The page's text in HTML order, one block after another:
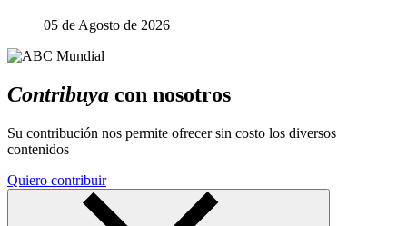
05 de Agosto de 2026
Contribuya con nosotros
Su contribución nos permite ofrecer sin costo los diversos
contenidos
Quiero contribuir